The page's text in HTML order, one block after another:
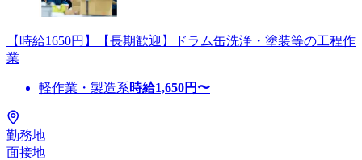
【時給1650円】【長期歓迎】ドラム缶洗浄・塗装等の工程作
業
軽作業・製造系時給1,650円〜
勤務地
面接地